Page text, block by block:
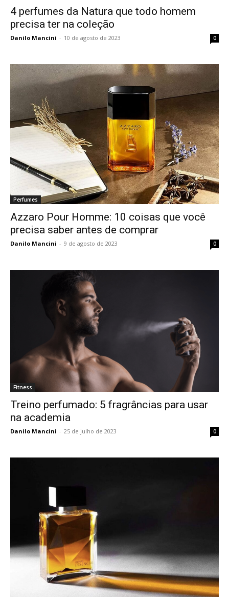
4 perfumes da Natura que todo homem
precisa ter na coleção
Danilo Mancini - 10 de agosto de 2023 0
Perfumes
Azzaro Pour Homme: 10 coisas que você
precisa saber antes de comprar
Danilo Mancini - 9 de agosto de 2023 0
Fitness
Treino perfumado: 5 fragrâncias para usar
na academia
Danilo Mancini - 25 de julho de 2023 0